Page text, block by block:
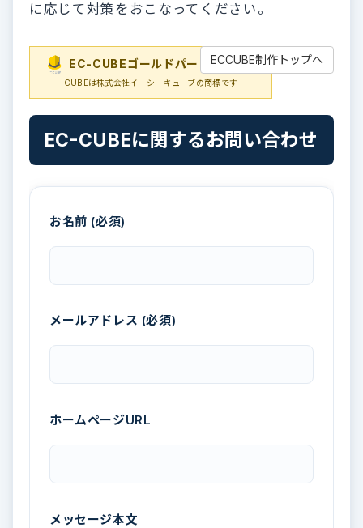
に応じて対策をおこなってください。
EC-CUBEゴールドパートナーEC-
CUBEは株式会社イーシーキューブの商標です
ECCUBE制作トップへ
EC-CUBEに関するお問い合わせ
お名前 (必須)
メールアドレス (必須)
ホームページURL
メッセージ本文